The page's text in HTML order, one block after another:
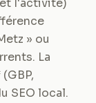
l'activité)
» ou
La
SEO local.